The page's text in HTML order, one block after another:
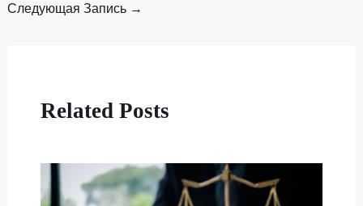
Следующая Запись →
Related Posts